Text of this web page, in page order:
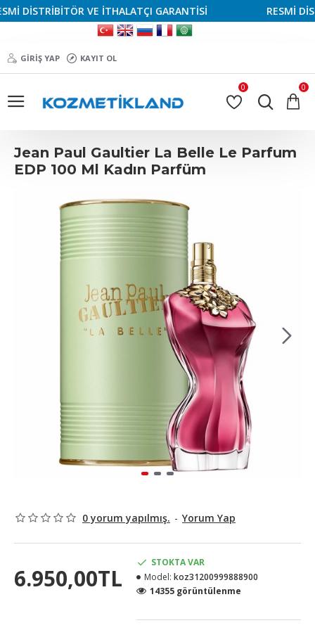
DİSTRİBİTÖR VE İTHALATÇI GARANTİSİ RESMİ
GIRIŞ YAP KAYIT OL
0 0
Jean Paul Gaultier La Belle Le Parfum
EDP 100 Ml Kadın Parfüm
0 yorum yapılmış. - Yorum Yap
6.950,00TL
STOKTA VAR
Model: koz31200999888900
14355 görüntülenme